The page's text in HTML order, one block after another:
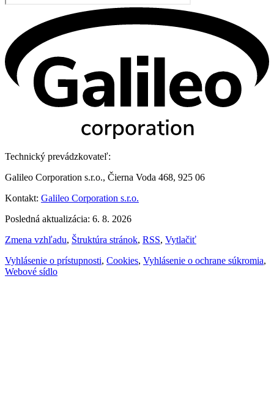
Technický prevádzkovateľ:
Galileo Corporation s.r.o., Čierna Voda 468, 925 06
Kontakt: Galileo Corporation s.r.o.
Posledná aktualizácia: 6. 8. 2026
Zmena vzhľadu, Štruktúra stránok, RSS, Vytlačiť
Vyhlásenie o prístupnosti, Cookies, Vyhlásenie o ochrane súkromia,
Webové sídlo